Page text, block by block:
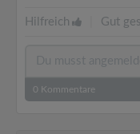
Hilfreich Gut
0 Kommentare